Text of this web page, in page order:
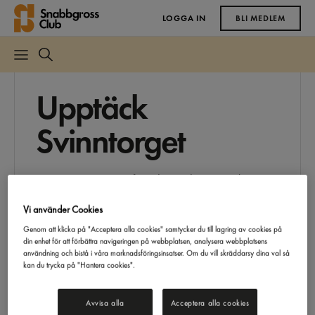
LOGGA IN BLI MEDLEM
Upptäck
Svinntorget
Svinntorg är vårt utförsäljningskoncept där vi
pris, men som fortfarande håller hög kvalitet.
Här kan du som kund hitta produkter till
rabatterade priser som annars skulle riskera att
gå till spillo.
champinjoner och bananer med
skönhetsfläckar, eller skafferivaror med kortare
Vi använder Cookies
Genom att klicka på "Acceptera alla cookies" samtycker du till lagring av cookies på
din enhet för att förbättra navigeringen på webbplatsen, analysera webbplatsens
användning och bistå i våra marknadsföringsinsatser. Om du vill skräddarsy dina val så
kan du trycka på "Hantera cookies".
Avvisa alla Acceptera alla cookies